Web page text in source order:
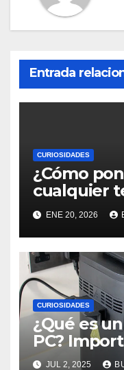
Entrada
CURIOSIDADES
¿Cómo
cualquier
rápida que
ENE 20, 2026
CURIOSIDADES
¿Qué es
PC?
JUL 2, 2025